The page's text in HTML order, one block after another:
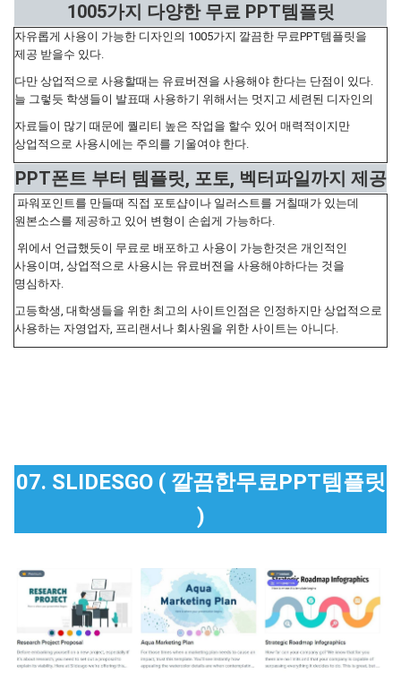
1005가지 다양한 무료 PPT템플릿
자유롭게 사용이 가능한 디자인의 1005가지 깔끔한 무료PPT템플릿을
제공 받을수 있다.
다만 상업적으로 사용할때는 유료버젼을 사용해야 한다는 단점이 있다.
늘 그렇듯 학생들이 발표때 사용하기 위해서는 멋지고 세련된 디자인의
자료들이 많기 때문에 퀄리티 높은 작업을 할수 있어 매력적이지만
상업적으로 사용시에는 주의를 기울여야 한다.
PPT폰트 부터 템플릿, 포토, 벡터파일까지 제공
파워포인트를 만들때 직접 포토샵이나 일러스트를 거칠때가 있는데
원본소스를 제공하고 있어 변형이 손쉽게 가능하다.
위에서 언급했듯이 무료로 배포하고 사용이 가능한것은 개인적인
사용이며, 상업적으로 사용시는 유료버젼을 사용해야하다는 것을
명심하자.
고등학생, 대학생들을 위한 최고의 사이트인점은 인정하지만 상업적으로
사용하는 자영업자, 프리랜서나 회사원을 위한 사이트는 아니다.
07. SLIDESGO ( 깔끔한무료PPT템플릿
)